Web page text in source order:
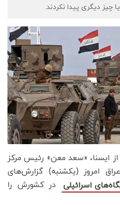
چیز دیگری پیدا نکردند.
ایسنا، «سعد معن» رئیس مرکز
امروز (یکشنبه) گزارش‌های
اسرائیلی
در کشورش را